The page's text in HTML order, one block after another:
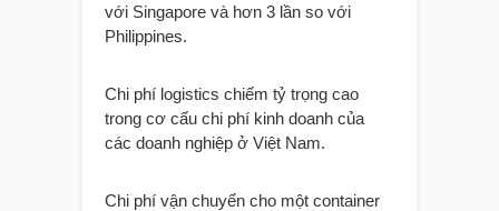
với Singapore và hơn 3 lần so với
Philippines.
Chi phí logistics chiếm tỷ trọng cao
trong cơ cấu chi phí kinh doanh của
các doanh nghiệp ở Việt Nam.
Chi phí vận chuyển cho một container